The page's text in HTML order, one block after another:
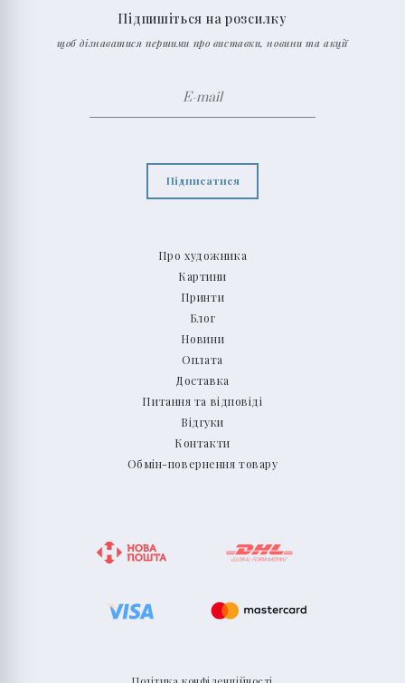
Про художника
Картини
Принти
Блог
Новини
Оплата
Доставка
Питання та відповіді
Відгуки
Контакти
Обмін-повернення товару
Підпишіться на розсилку
щоб дізнаватися першими про виставки, новини та акції
Підписатися